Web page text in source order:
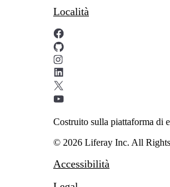
Località
Costruito sulla piattaforma di
© 2026 Liferay Inc. All Rights
Accessibilità